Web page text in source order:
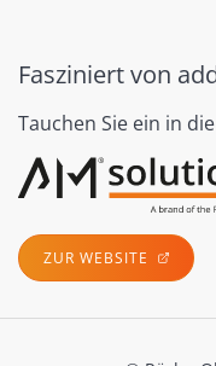
Fasziniert von
Tauchen Sie ein in
ZUR WEBSITE